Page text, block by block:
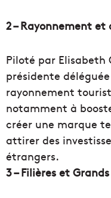
2 – Rayonnement
Piloté par Elisabeth
présidente
rayonnement
notamment à
créer une marque
attirer des
étrangers.
3 – Filières et